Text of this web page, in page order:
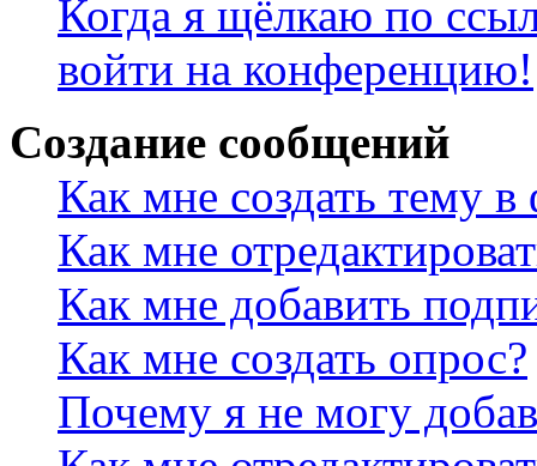
Когда я щёлкаю по
войти на конференцию!
Создание сообщений
Как мне создать тему
Как мне
Как мне добавить
Как мне создать опрос?
Почему я не могу